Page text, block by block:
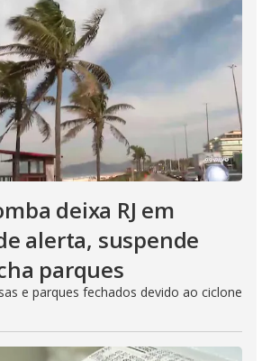
deixa RJ em
alerta, suspende
parques
e parques fechados devido ao ciclone